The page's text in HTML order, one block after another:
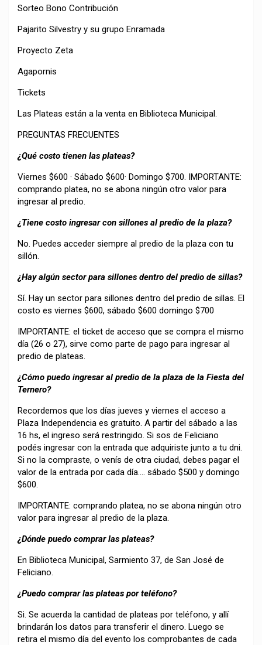
Sorteo Bono Contribución
Pajarito Silvestry y su grupo Enramada
Proyecto Zeta
Agapornis
Tickets
Las Plateas están a la venta en Biblioteca Municipal.
PREGUNTAS FRECUENTES
¿Qué costo tienen las plateas?
Viernes $600 · Sábado $600· Domingo $700. IMPORTANTE:
comprando platea, no se abona ningún otro valor para
ingresar al predio.
¿Tiene costo ingresar con sillones al predio de la plaza?
No. Puedes acceder siempre al predio de la plaza con tu
sillón.
¿Hay algún sector para sillones dentro del predio de sillas?
Sí. Hay un sector para sillones dentro del predio de sillas. El
costo es viernes $600, sábado $600 domingo $700
IMPORTANTE: el ticket de acceso que se compra el mismo
día (26 o 27), sirve como parte de pago para ingresar al
predio de plateas.
¿Cómo puedo ingresar al predio de la plaza de la Fiesta del
Ternero?
Recordemos que los días jueves y viernes el acceso a
Plaza Independencia es gratuito. A partir del sábado a las
16 hs, el ingreso será restringido. Si sos de Feliciano
podés ingresar con la entrada que adquiriste junto a tu dni.
Si no la compraste, o venís de otra ciudad, debes pagar el
valor de la entrada por cada día…. sábado $500 y domingo
$600.
IMPORTANTE: comprando platea, no se abona ningún otro
valor para ingresar al predio de la plaza.
¿Dónde puedo comprar las plateas?
En Biblioteca Municipal, Sarmiento 37, de San José de
Feliciano.
¿Puedo comprar las plateas por teléfono?
Si. Se acuerda la cantidad de plateas por teléfono, y allí
brindarán los datos para transferir el dinero. Luego se
retira el mismo día del evento los comprobantes de cada